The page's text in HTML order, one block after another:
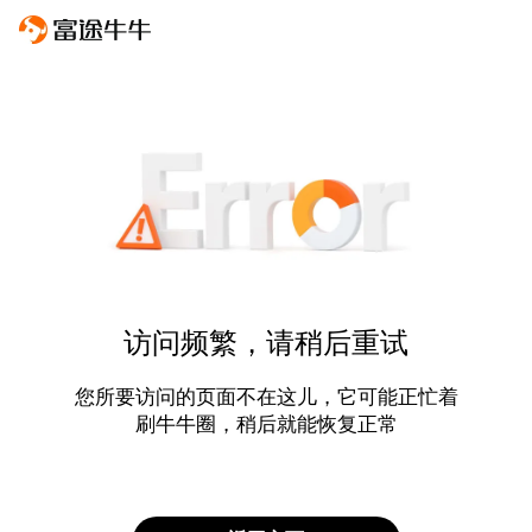
访问频繁，请稍后重试
您所要访问的页面不在这儿，它可能正忙着
刷牛牛圈，稍后就能恢复正常